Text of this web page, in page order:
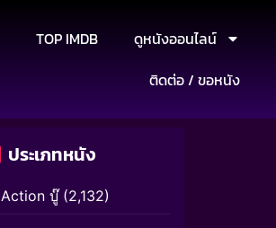
TOP IMDB
ดูหนังออนไลน์
ติดต่อ / ขอหนัง
ประเภทหนัง
Action บู๊(2,132)